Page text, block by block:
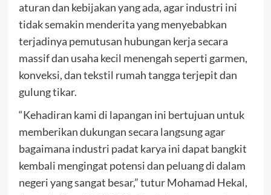
aturan dan kebijakan yang ada, agar industri ini
tidak semakin menderita yang menyebabkan
terjadinya pemutusan hubungan kerja secara
massif dan usaha kecil menengah seperti garmen,
konveksi, dan tekstil rumah tangga terjepit dan
gulung tikar.
“Kehadiran kami di lapangan ini bertujuan untuk
memberikan dukungan secara langsung agar
bagaimana industri padat karya ini dapat bangkit
kembali mengingat potensi dan peluang di dalam
negeri yang sangat besar,” tutur Mohamad Hekal,